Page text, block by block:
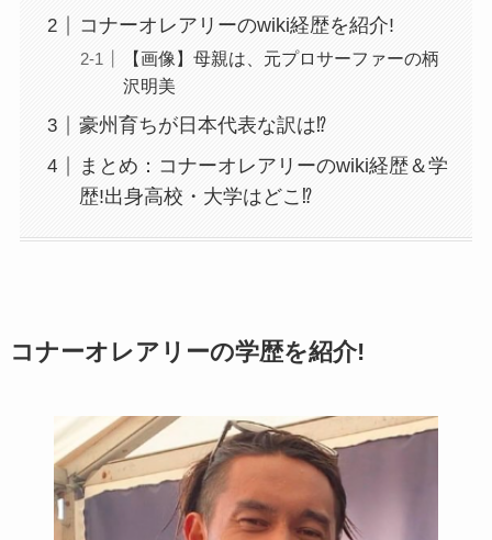
コナーオレアリーのwiki経歴を紹介!
【画像】母親は、元プロサーファーの柄
沢明美
豪州育ちが日本代表な訳は⁉
まとめ：コナーオレアリーのwiki経歴＆学
歴!出身高校・大学はどこ⁉
コナーオレアリーの学歴を紹介!